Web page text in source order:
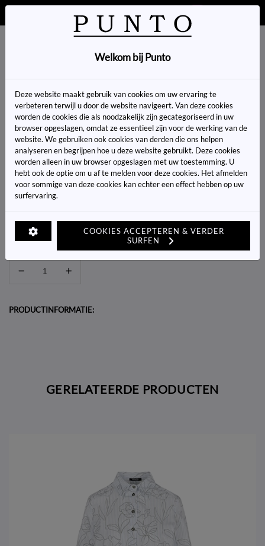
Artikelcode:
LENGTE:*
KLEUR:*
Heeft u een vraag over dit artikel?
PRODUCTINFORMATIE:
GERELATEERDE PRODUCTEN
Welkom bij Punto
Deze website maakt gebruik van cookies om uw ervaring te
verbeteren terwijl u door de website navigeert. Van deze cookies
worden de cookies die als noodzakelijk zijn gecategoriseerd in uw
browser opgeslagen, omdat ze essentieel zijn voor de werking van de
website. We gebruiken ook cookies van derden die ons helpen
analyseren en begrijpen hoe u deze website gebruikt. Deze cookies
worden alleen in uw browser opgeslagen met uw toestemming. U
hebt ook de optie om u af te melden voor deze cookies. Het afmelden
voor sommige van deze cookies kan echter een effect hebben op uw
surfervaring.
COOKIES ACCEPTEREN & VERDER
SURFEN